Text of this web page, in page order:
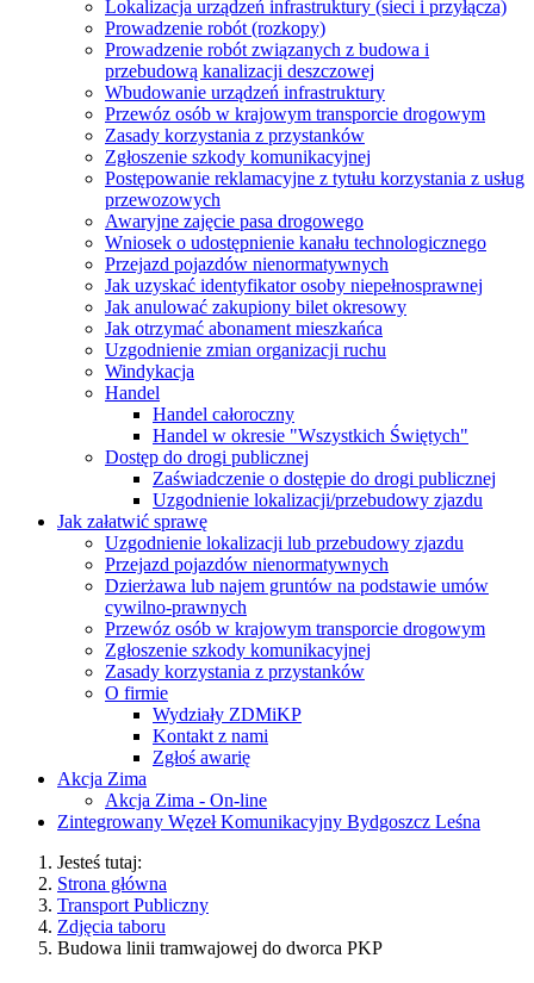
Lokalizacja urządzeń infrastruktury (sieci i przyłącza)
Prowadzenie robót (rozkopy)
Prowadzenie robót związanych z budowa i
przebudową kanalizacji deszczowej
Wbudowanie urządzeń infrastruktury
Przewóz osób w krajowym transporcie drogowym
Zasady korzystania z przystanków
Zgłoszenie szkody komunikacyjnej
Postępowanie reklamacyjne z tytułu korzystania z usług
przewozowych
Awaryjne zajęcie pasa drogowego
Wniosek o udostępnienie kanału technologicznego
Przejazd pojazdów nienormatywnych
Jak uzyskać identyfikator osoby niepełnosprawnej
Jak anulować zakupiony bilet okresowy
Jak otrzymać abonament mieszkańca
Uzgodnienie zmian organizacji ruchu
Windykacja
Handel
Handel całoroczny
Handel w okresie "Wszystkich Świętych"
Dostęp do drogi publicznej
Zaświadczenie o dostępie do drogi publicznej
Uzgodnienie lokalizacji/przebudowy zjazdu
Jak załatwić sprawę
Uzgodnienie lokalizacji lub przebudowy zjazdu
Przejazd pojazdów nienormatywnych
Dzierżawa lub najem gruntów na podstawie umów
cywilno-prawnych
Przewóz osób w krajowym transporcie drogowym
Zgłoszenie szkody komunikacyjnej
Zasady korzystania z przystanków
O firmie
Wydziały ZDMiKP
Kontakt z nami
Zgłoś awarię
Akcja Zima
Akcja Zima - On-line
Zintegrowany Węzeł Komunikacyjny Bydgoszcz Leśna
Jesteś tutaj:
Strona główna
Transport Publiczny
Zdjęcia taboru
Budowa linii tramwajowej do dworca PKP